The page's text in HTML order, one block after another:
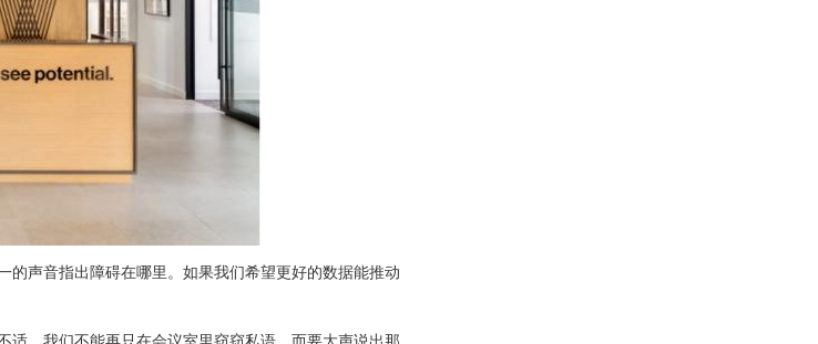
声音指出障碍在哪里。如果我们希望更好的数据能推动